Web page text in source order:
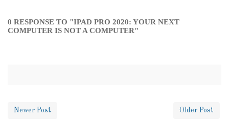
0 RESPONSE TO "IPAD PRO 2020: YOUR NEXT
COMPUTER IS NOT A COMPUTER"
Newer Post Older Post